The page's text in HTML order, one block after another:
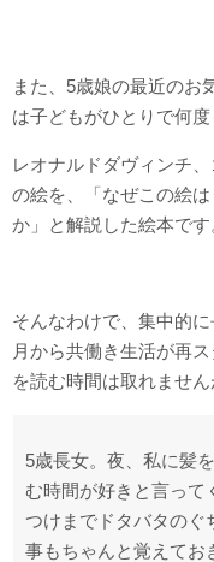
また、5歳娘の最近のお
は子どもがひとりで何
レオナルドダヴィンチ
の絵を、「なぜこの絵
か」と解説した絵本です
そんなわけで、集中的
月から共働き生活が再
を読む時間は取れません
5歳長女。夜、私に髪
む時間が好きと言って
つけまでドタバタのぐ
事もちゃんと覚えてお